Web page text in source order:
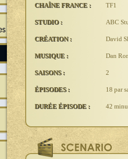
CHAÎNE FRANCE :
STUDIO :
CRÉATION :
MUSIQUE :
SAISONS :
ÉPISODES :
DURÉE ÉPISODE :
TF1
ABC
David
Dan
2
18 par
42